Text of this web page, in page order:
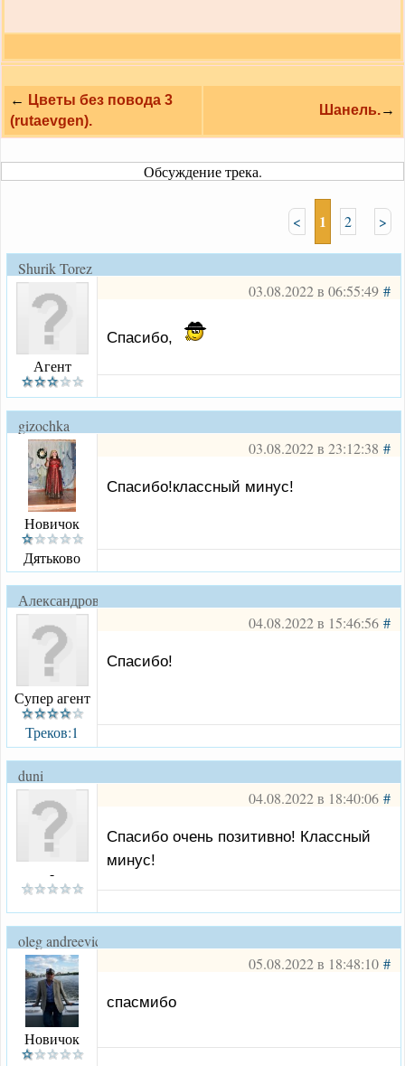
← Цветы без повода 3
(rutaevgen).
Шанель.→
Обсуждение трека.
< 1 2 >
Shurik Torez
03.08.2022 в 06:55:49#
Агент
Спасибо,
gizochka
03.08.2022 в 23:12:38#
Новичок
Дятьково
Спасибо!классный минус!
Александровск
04.08.2022 в 15:46:56#
Супер агент
Треков:1
Спасибо!
duni
04.08.2022 в 18:40:06#
-
Спасибо очень позитивно! Классный
минус!
oleg andreevich
05.08.2022 в 18:48:10#
Новичок
спасмибо